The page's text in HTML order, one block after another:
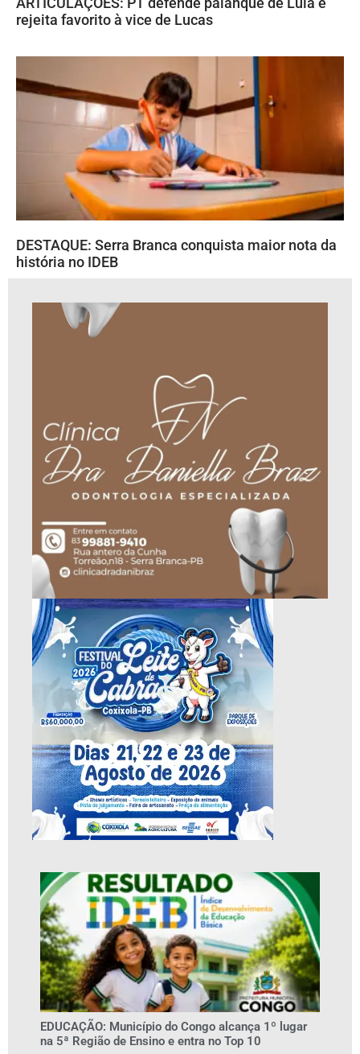
rejeita favorito à vice de Lucas
DESTAQUE: Serra Branca conquista maior nota da
história no IDEB
EDUCAÇÃO: Município do Congo alcança 1º lugar
na 5ª Região de Ensino e entra no Top 10